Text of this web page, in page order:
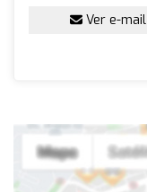
Ver e-mail